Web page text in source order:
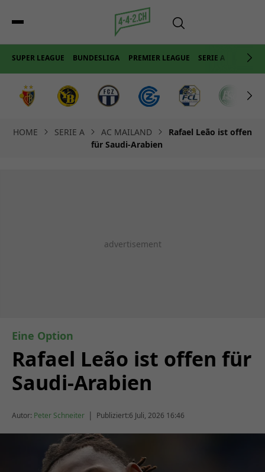
SUPER LEAGUE BUNDESLIGA PREMIER LEAGUE SERIE A LA LIGA
HOME SERIE A AC MAILAND
Rafael Leão ist offen
für Saudi-Arabien
Eine Option
Rafael Leão ist offen für
Saudi-Arabien
Autor: Peter Schneiter | Publiziert:6 Juli, 2026 16:46